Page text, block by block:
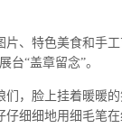
特色美食和手工
台“盖章留念”。
脸上挂着暖暖的
细细地用细毛笔